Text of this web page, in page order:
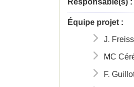
Responsable(s) :
Équipe projet :
J.
MC
F.